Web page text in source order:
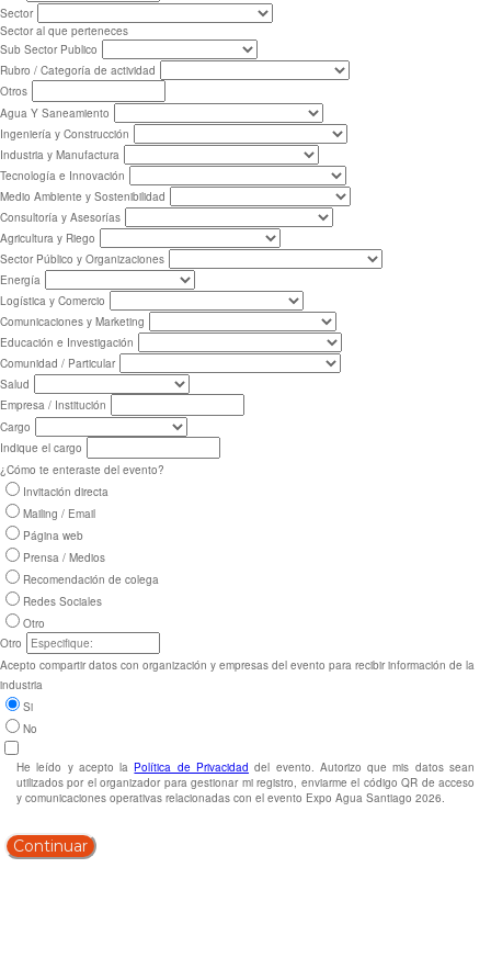
Sector
Sector al que perteneces
Sub Sector Publico
Rubro / Categoría de actividad
Otros
Agua Y Saneamiento
Ingeniería y Construcción
Industria y Manufactura
Tecnología e Innovación
Medio Ambiente y Sostenibilidad
Consultoría y Asesorías
Agricultura y Riego
Sector Público y Organizaciones
Energía
Logística y Comercio
Comunicaciones y Marketing
Educación e Investigación
Comunidad / Particular
Salud
Empresa / Institución
Cargo
Indique el cargo
¿Cómo te enteraste del evento?
Invitación directa
Mailing / Email
Página web
Prensa / Medios
Recomendación de colega
Redes Sociales
Otro
Otro
Acepto compartir datos con organización y empresas del evento para recibir información de la
industria
Si
No
He leído y acepto la Política de Privacidad del evento. Autorizo que mis datos sean
utilizados por el organizador para gestionar mi registro, enviarme el código QR de acceso
y comunicaciones operativas relacionadas con el evento Expo Agua Santiago 2026.
Continuar